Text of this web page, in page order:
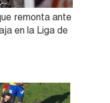
remonta ante
en la Liga de